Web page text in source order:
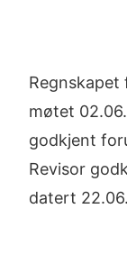
Regnskapet
møtet
godkjent
Revisor
datert